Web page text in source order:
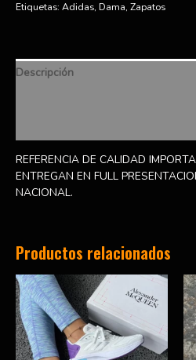
Etiquetas: Adidas, Dama, Zapatos
Descripción
REFERENCIA DE CALIDAD
ENTREGAN EN FULL
NACIONAL.
Productos relacionados